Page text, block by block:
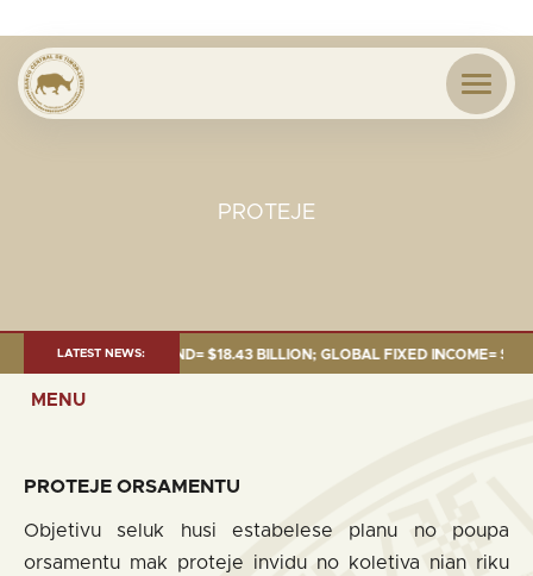
PROTEJE
LATEST NEWS:
JUNE 2026:TOTAL FUND= $18.43 BILLION; GLOBAL FIXED INCOME=
MENU
PROTEJE ORSAMENTU
Objetivu seluk husi estabelese planu no poupa
orsamentu mak proteje invidu no koletiva nian riku